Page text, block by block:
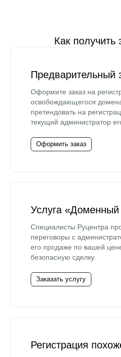
Как получить
Предварительный
Оформите заказ на
освобождающегося
претендовать на
текущий администратор
Оформить заказ
Услуга «Доменный
Специалисты Руцентра
переговоры с
его продаже по вашей
безопасную сделку.
Заказать услугу
Регистрация